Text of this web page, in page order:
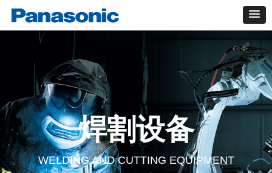
焊割设备
WELDING AND CUTTING EQUIPMENT